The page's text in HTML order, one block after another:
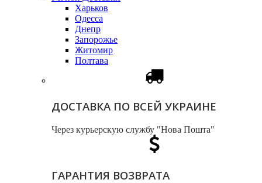
Харьков
Одесса
Днепр
Запорожье
Житомир
Полтава
ДОСТАВКА ПО ВСЕЙ УКРАИНЕ
Через курьерскую службу "Нова Пошта"
ГАРАНТИЯ ВОЗВРАТА